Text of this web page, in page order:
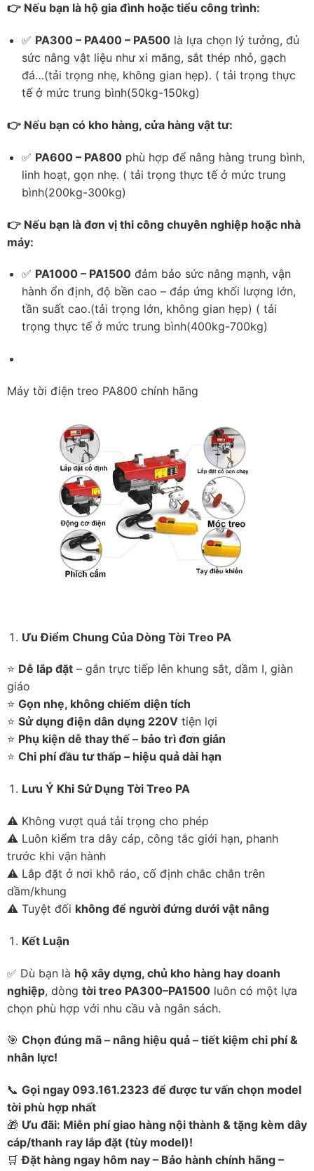
👉 Nếu bạn là hộ gia đình hoặc tiểu công trình:
✅ PA300 – PA400 – PA500là lựa chọn lý tưởng, đủ
sức nâng vật liệu như xi măng, sắt thép nhỏ, gạch
đá…(tải trọng nhẹ, không gian hẹp). ( tải trọng thực
tế ở mức trung bình(50kg-150kg)
👉 Nếu bạn có kho hàng, cửa hàng vật tư:
✅ PA600 – PA800phù hợp để nâng hàng trung bình,
linh hoạt, gọn nhẹ. ( tải trọng thực tế ở mức trung
bình(200kg-300kg)
👉 Nếu bạn là đơn vị thi công chuyên nghiệp hoặc nhà
máy:
✅ PA1000 – PA1500đảm bảo sức nâng mạnh, vận
hành ổn định, độ bền cao – đáp ứng khối lượng lớn,
tần suất cao.(tải trọng lớn, không gian hẹp) ( tải
trọng thực tế ở mức trung bình(400kg-700kg)
Máy tời điện treo PA800 chính hãng
Ưu Điểm Chung Của Dòng Tời Treo PA
⭐ Dễ lắp đặt – gắn trực tiếp lên khung sắt, dầm I, giàn
giáo
⭐ Gọn nhẹ, không chiếm diện tích
⭐ Sử dụng điện dân dụng 220V tiện lợi
⭐ Phụ kiện dễ thay thế – bảo trì đơn giản
⭐ Chi phí đầu tư thấp – hiệu quả dài hạn
Lưu Ý Khi Sử Dụng Tời Treo PA
⚠️ Không vượt quá tải trọng cho phép
⚠️ Luôn kiểm tra dây cáp, công tắc giới hạn, phanh
trước khi vận hành
⚠️ Lắp đặt ở nơi khô ráo, cố định chắc chắn trên
dầm/khung
⚠️ Tuyệt đối không để người đứng dưới vật nâng
Kết Luận
✅ Dù bạn là hộ xây dựng, chủ kho hàng hay doanh
nghiệp, dòng tời treo PA300–PA1500 luôn có một lựa
chọn phù hợp với nhu cầu và ngân sách.
🎯 Chọn đúng mã – nâng hiệu quả – tiết kiệm chi phí &
nhân lực!
📞 Gọi ngay 093.161.2323 để được tư vấn chọn model
tời phù hợp nhất
🎁 Ưu đãi: Miễn phí giao hàng nội thành & tặng kèm dây
cáp/thanh ray lắp đặt (tùy model)!
🛒Đặt hàng ngay hôm nay – Bảo hành chính hãng –